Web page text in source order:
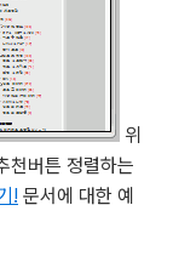
위
천버튼 정렬하는
! 문서에 대한 예